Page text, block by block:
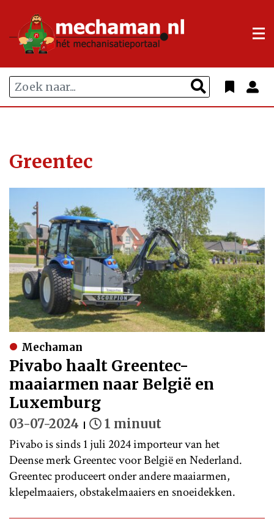
Greentec
Mechaman
Pivabo haalt Greentec-
maaiarmen naar België en
Luxemburg
03-07-2024 1 minuut
Pivabo is sinds 1 juli 2024 importeur van het
Deense merk Greentec voor België en Nederland.
Greentec produceert onder andere maaiarmen,
klepelmaaiers, obstakelmaaiers en snoeidekken.